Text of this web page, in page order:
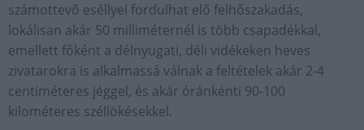
számottevő eséllyel fordulhat elő felhőszakadás,
lokálisan akár 50 milliméternél is több csapadékkal,
emellett főként a délnyugati, déli vidékeken heves
zivatarokra is alkalmassá válnak a feltételek akár 2-4
centiméteres jéggel, és akár óránkénti 90-100
kilométeres széllökésekkel.